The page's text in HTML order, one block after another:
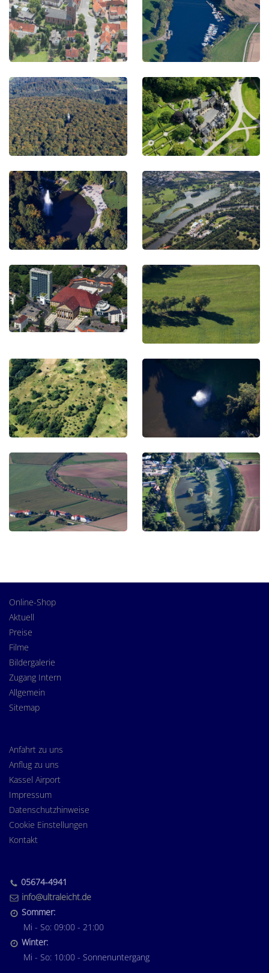
Online-Shop
Aktuell
Preise
Filme
Bildergalerie
Zugang Intern
Allgemein
Sitemap
Anfahrt zu uns
Anflug zu uns
Kassel Airport
Impressum
Datenschutzhinweise
Cookie Einstellungen
Kontakt
05674-4941
info@ultraleicht.de
Sommer:
Mi - So: 09:00 - 21:00
Winter:
Mi - So: 10:00 - Sonnenuntergang